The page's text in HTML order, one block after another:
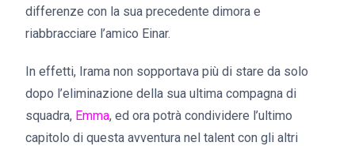
differenze con la sua precedente dimora e
riabbracciare l’amico Einar.
In effetti, Irama non sopportava più di stare da solo
dopo l’eliminazione della sua ultima compagna di
squadra, Emma, ed ora potrà condividere l’ultimo
capitolo di questa avventura nel talent con gli altri